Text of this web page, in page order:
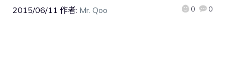
2015/06/11 作者: Mr. Qoo 0 0